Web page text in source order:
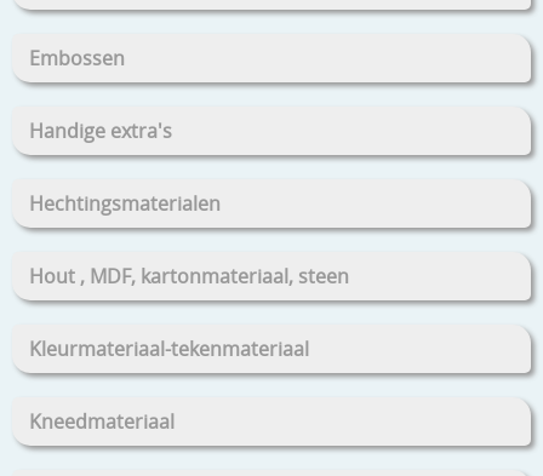
Embossen
Handige extra's
Hechtingsmaterialen
Hout , MDF, kartonmateriaal, steen
Kleurmateriaal-tekenmateriaal
Kneedmateriaal